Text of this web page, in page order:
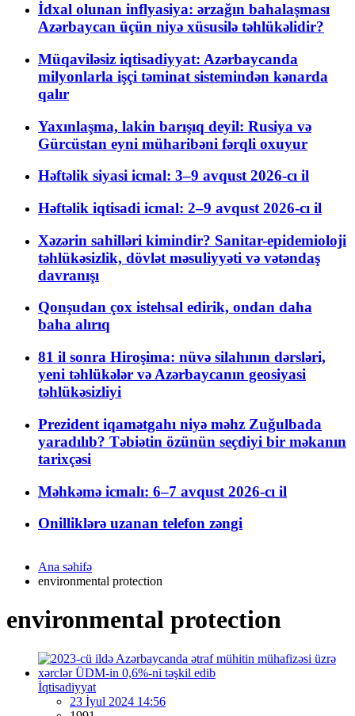
İdxal olunan inflyasiya: ərzağın bahalaşması
Azərbaycan üçün niyə xüsusilə təhlükəlidir?
Müqaviləsiz iqtisadiyyat: Azərbaycanda
milyonlarla işçi təminat sistemindən kənarda
qalır
Yaxınlaşma, lakin barışıq deyil: Rusiya və
Gürcüstan eyni müharibəni fərqli oxuyur
Həftəlik siyasi icmal: 3–9 avqust 2026-cı il
Həftəlik iqtisadi icmal: 2–9 avqust 2026-cı il
Xəzərin sahilləri kimindir? Sanitar-epidemioloji
təhlükəsizlik, dövlət məsuliyyəti və vətəndaş
davranışı
Qonşudan çox istehsal edirik, ondan daha
baha alırıq
81 il sonra Hiroşima: nüvə silahının dərsləri,
yeni təhlükələr və Azərbaycanın geosiyasi
təhlükəsizliyi
Prezident iqamətgahı niyə məhz Zuğulbada
yaradılıb? Təbiətin özünün seçdiyi bir məkanın
tarixçəsi
Məhkəmə icmalı: 6–7 avqust 2026-cı il
Onilliklərə uzanan telefon zəngi
Ana səhifə
environmental protection
environmental protection
İqtisadiyyat
23 İyul 2024 14:56